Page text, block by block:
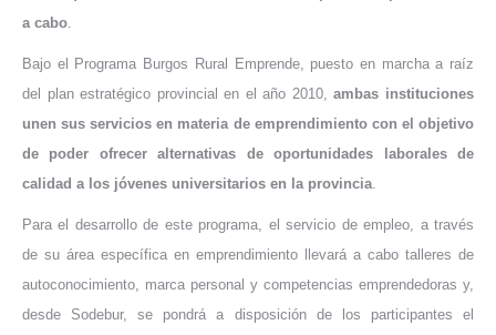
a cabo.
Bajo el Programa Burgos Rural Emprende, puesto en marcha a raíz
del plan estratégico provincial en el año 2010,ambas instituciones
unen sus servicios en materia de emprendimiento con el objetivo
de poder ofrecer alternativas de oportunidades laborales de
calidad a los jóvenes universitarios en la provincia.
Para el desarrollo de este programa, el servicio de empleo, a través
de su área específica en emprendimiento llevará a cabo talleres de
autoconocimiento, marca personal y competencias emprendedoras y,
desde Sodebur, se pondrá a disposición de los participantes el